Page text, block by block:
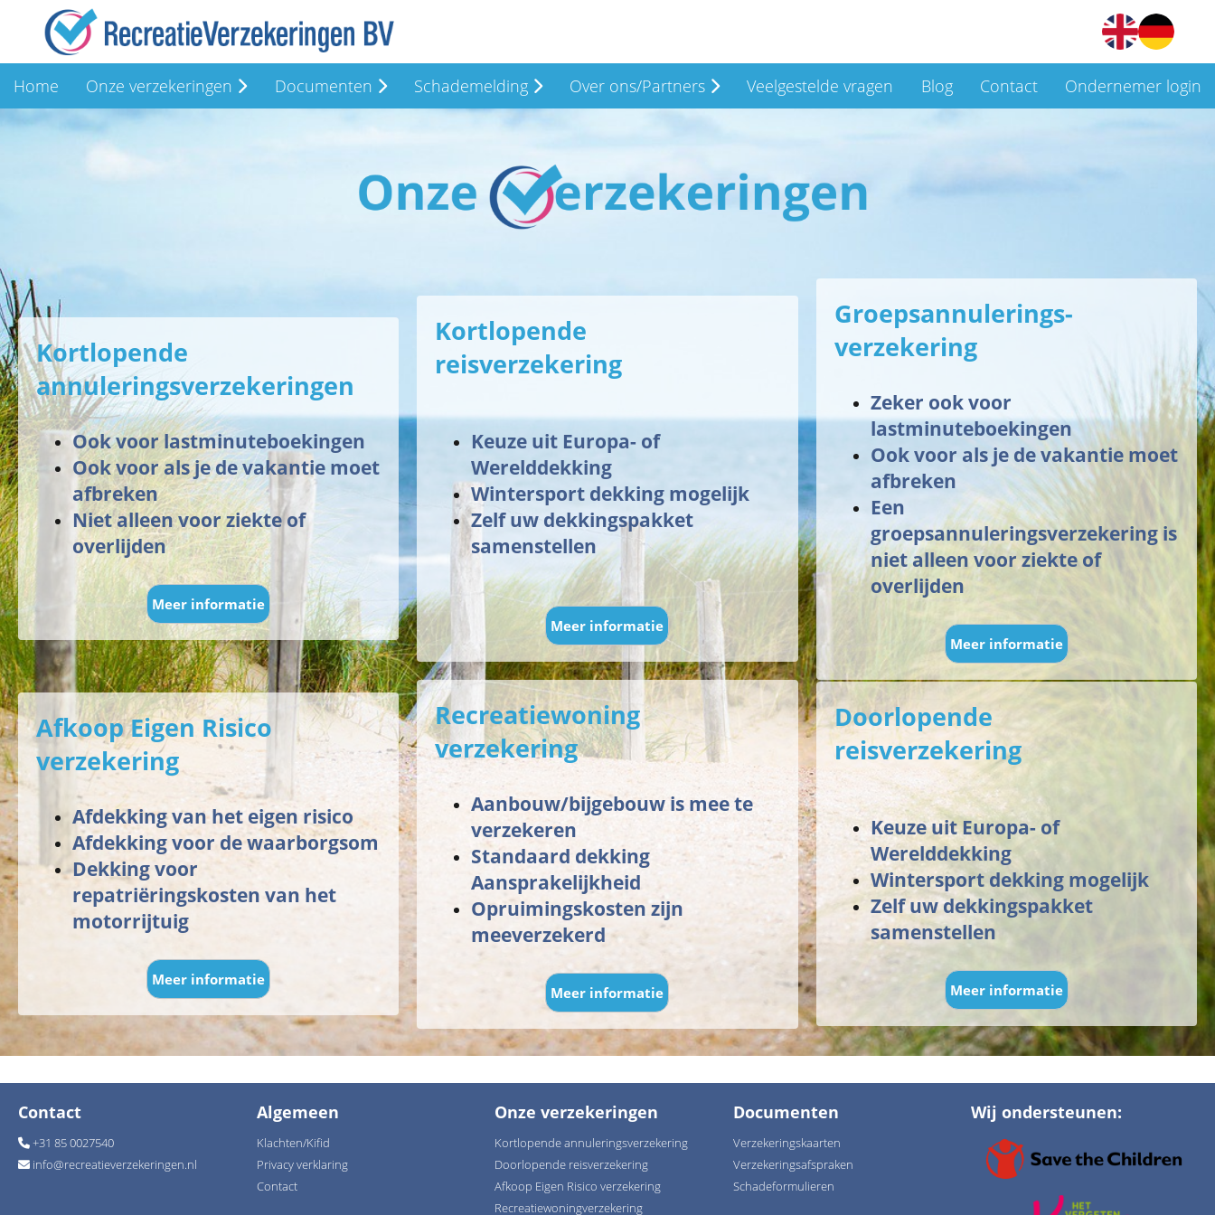
Home Onze verzekeringen Documenten Schademelding Over ons/Partners Veelgestelde vragen Blog Contact Ondernemer login
Kortlopende
annuleringsverzekeringen
Ook voor lastminuteboekingen
Ook voor als je de vakantie moet
afbreken
Niet alleen voor ziekte of
overlijden
Meer informatie
Kortlopende
reisverzekering
Keuze uit Europa- of
Werelddekking
Wintersport dekking mogelijk
Zelf uw dekkingspakket
samenstellen
Meer informatie
Groepsannulerings-
verzekering
Zeker ook voor
lastminuteboekingen
Ook voor als je de vakantie moet
afbreken
Een
groepsannuleringsverzekering is
niet alleen voor ziekte of
overlijden
Meer informatie
Afkoop Eigen Risico
verzekering
Afdekking van het eigen risico
Afdekking voor de waarborgsom
Dekking voor
repatriëringskosten van het
motorrijtuig
Meer informatie
Recreatiewoning
verzekering
Aanbouw/bijgebouw is mee te
verzekeren
Standaard dekking
Aansprakelijkheid
Opruimingskosten zijn
meeverzekerd
Meer informatie
Doorlopende
reisverzekering
Keuze uit Europa- of
Werelddekking
Wintersport dekking mogelijk
Zelf uw dekkingspakket
samenstellen
Meer informatie
Contact
+31 85 0027540
info@recreatieverzekeringen.nl
Algemeen
Klachten/Kifid
Privacy verklaring
Contact
Onze verzekeringen
Kortlopende annuleringsverzekering
Doorlopende reisverzekering
Afkoop Eigen Risico verzekering
Recreatiewoningverzekering
Documenten
Verzekeringskaarten
Verzekeringsafspraken
Schadeformulieren
Wij ondersteunen: